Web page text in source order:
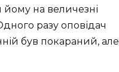
йому на величезні
разу оповідач
був покараний, але